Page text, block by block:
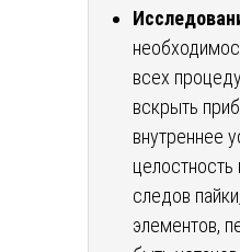
всех
вскрыть
внутреннее
целостность
следов
элементов,